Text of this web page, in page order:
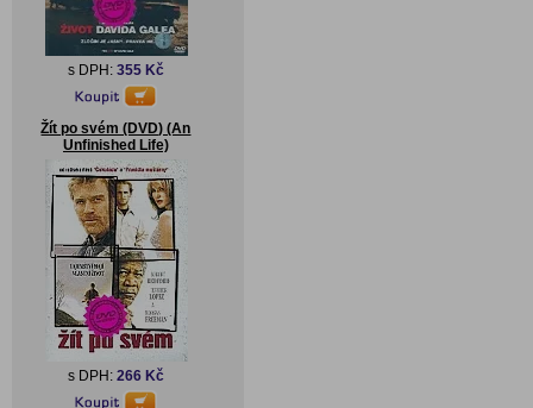
s DPH: 355 Kč
Žít po svém (DVD) (An
Unfinished Life)
s DPH: 266 Kč